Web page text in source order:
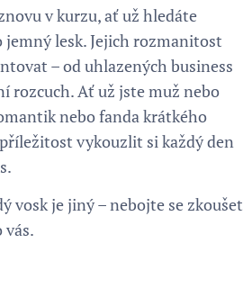
v kurzu, ať už hledáte
lesk. Jejich rozmanitost
– od uhlazených business
rozcuch. Ať už jste muž nebo
nebo fanda krátkého
vykouzlit si každý den
vosk je jiný – nebojte se zkoušet